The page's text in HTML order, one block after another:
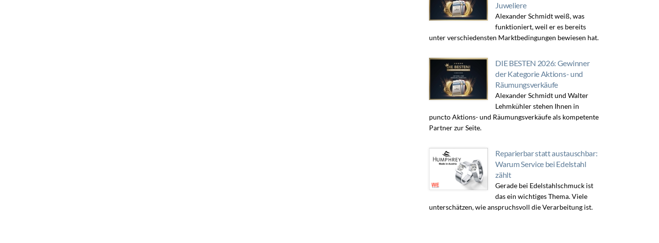
Juweliere
Alexander Schmidt weiß, was
funktioniert, weil er es bereits
unter verschiedensten Marktbedingungen bewiesen hat.
DIE BESTEN 2026: Gewinner
der Kategorie Aktions- und
Räumungsverkäufe
Alexander Schmidt und Walter
Lehmkühler stehen Ihnen in
puncto Aktions- und Räumungsverkäufe als kompetente
Partner zur Seite.
Reparierbar statt austauschbar:
Warum Service bei Edelstahl
zählt
Gerade bei Edelstahlschmuck ist
das ein wichtiges Thema. Viele
unterschätzen, wie anspruchsvoll die Verarbeitung ist.